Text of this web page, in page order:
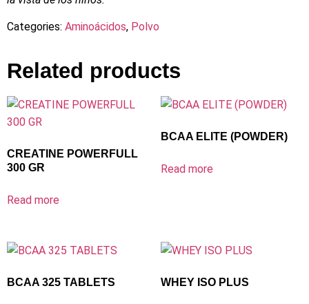
Categories: Aminoácidos, Polvo
Related products
CREATINE POWERFULL
300 GR
Read more
BCAA ELITE (POWDER)
Read more
BCAA 325 TABLETS WHEY ISO PLUS